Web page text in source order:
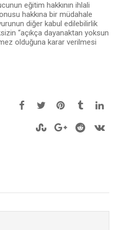
eğitim hakkının ihlali
hakkına bir müdahale
diğer kabul edilebilirlik
“açıkça dayanaktan yoksun
olduğuna karar verilmesi